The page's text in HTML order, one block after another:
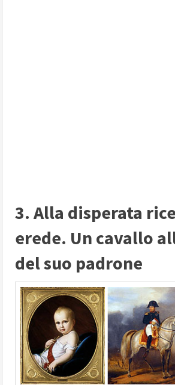
3. Alla disperata
erede. Un cavallo
del suo padrone